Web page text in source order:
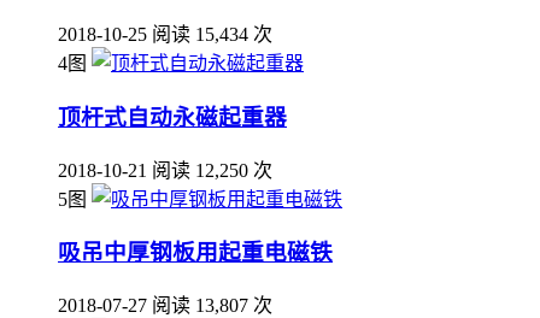
2018-10-25 阅读 15,434 次
4图
顶杆式自动永磁起重器
2018-10-21 阅读 12,250 次
5图
吸吊中厚钢板用起重电磁铁
2018-07-27 阅读 13,807 次